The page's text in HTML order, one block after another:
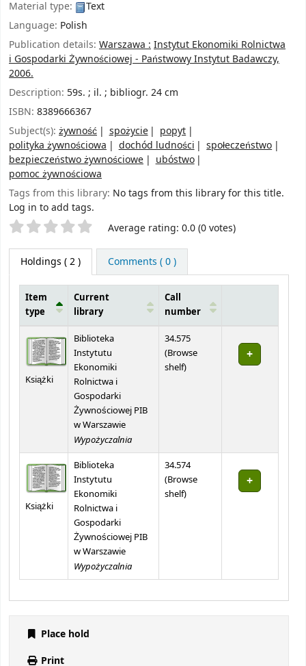
Material type:
Text
Language: Polish
Publication details: Warszawa :Instytut Ekonomiki Rolnictwa
i Gospodarki Żywnościowej - Państwowy Instytut Badawczy,
2006.
Description: 59s. ; il. ; bibliogr. 24 cm
ISBN: 8389666367
Subject(s): żywność spożycie
popyt
polityka żywnościowa
dochód ludności
społeczeństwo
bezpieczeństwo żywnościowe
ubóstwo
pomoc żywnościowa
Tags from this library: No tags from this library for this title.
Log in to add tags.
Star ratings Average rating: 0.0 (0 votes)
Holdings ( 2 ) Comments ( 0 )
Item
type
Current
library
Call
number
Książki
Biblioteka
Instytutu
Ekonomiki
Rolnictwa i
Gospodarki
Żywnościowej PIB
w Warszawie
Wypożyczalnia
34.575
(Browse
shelf(Opens below)
)
Książki
Biblioteka
Instytutu
Ekonomiki
Rolnictwa i
Gospodarki
Żywnościowej PIB
w Warszawie
Wypożyczalnia
34.574
(Browse
shelf(Opens below)
)
Place hold
Print